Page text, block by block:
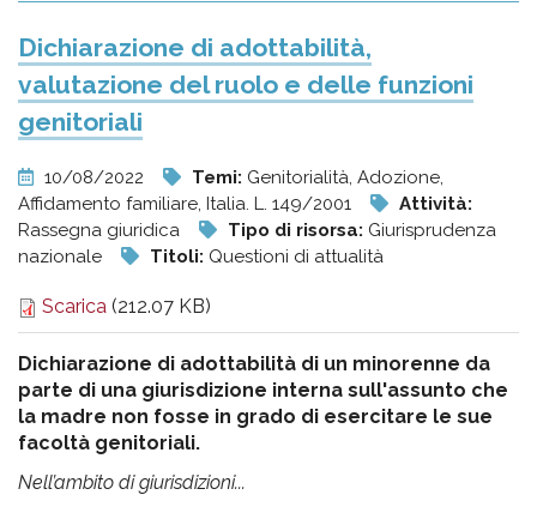
Dichiarazione di adottabilità,
valutazione del ruolo e delle funzioni
genitoriali
10/08/2022 Temi: Genitorialità, Adozione,
Affidamento familiare, Italia. L. 149/2001
Attività:
Rassegna giuridica
Tipo di risorsa: Giurisprudenza
nazionale
Titoli: Questioni di attualità
Scarica (212.07 KB)
Dichiarazione di adottabilità di un minorenne da
parte di una giurisdizione interna sull'assunto che
la madre non fosse in grado di esercitare le sue
facoltà genitoriali.
Nell’ambito di giurisdizioni...